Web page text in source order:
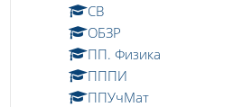
СВ
ОБЗР
ПП. Физика
ПППИ
ППУчМат